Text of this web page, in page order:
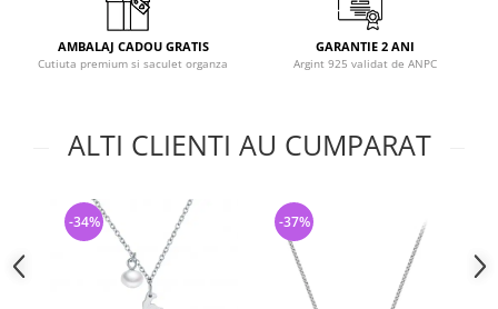
AMBALAJ CADOU GRATIS
Cutiuta premium si saculet organza
GARANTIE 2 ANI
Argint 925 validat de ANPC
ALTI CLIENTI AU CUMPARAT
-34% -37%